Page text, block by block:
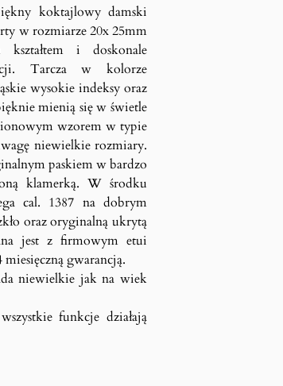
koktajlowy damski
w rozmiarze 20x 25mm
i doskonale
Tarcza w kolorze
wysokie indeksy oraz
mienią się w świetle
wzorem w typie
niewielkie rozmiary.
paskiem w bardzo
klamerką. W środku
cal. 1387 na dobrym
oraz oryginalną ukrytą
jest z firmowym etui
gwarancją.
niewielkie jak na wiek
funkcje działają